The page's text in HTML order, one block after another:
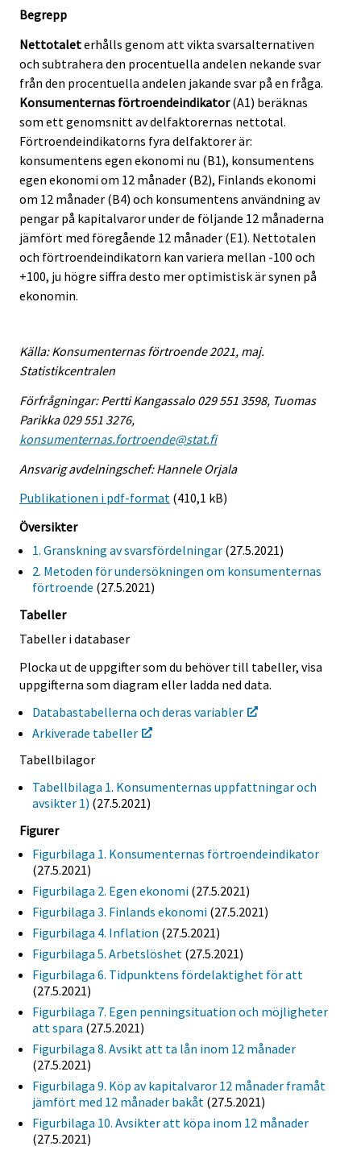
Begrepp
Nettotaleterhålls genom att vikta svarsalternativen
och subtrahera den procentuella andelen nekande svar
från den procentuella andelen jakande svar på en fråga.
Konsumenternas förtroendeindikator(A1) beräknas
som ett genomsnitt av delfaktorernas nettotal.
Förtroendeindikatorns fyra delfaktorer är:
konsumentens egen ekonomi nu (B1), konsumentens
egen ekonomi om 12 månader (B2), Finlands ekonomi
om 12 månader (B4) och konsumentens användning av
pengar på kapitalvaror under de följande 12 månaderna
jämfört med föregående 12 månader (E1). Nettotalen
och förtroendeindikatorn kan variera mellan -100 och
+100, ju högre siffra desto mer optimistisk är synen på
ekonomin.
Källa: Konsumenternas förtroende 2021, maj.
Statistikcentralen
Förfrågningar: Pertti Kangassalo 029 551 3598, Tuomas
Parikka 029 551 3276,
konsumenternas.fortroende@stat.fi
Ansvarig avdelningschef: Hannele Orjala
Publikationen i pdf-format (410,1 kB)
Översikter
1. Granskning av svarsfördelningar (27.5.2021)
2. Metoden för undersökningen om konsumenternas
förtroende (27.5.2021)
Tabeller
Tabeller i databaser
Plocka ut de uppgifter som du behöver till tabeller, visa
uppgifterna som diagram eller ladda ned data.
Databastabellerna och deras variabler
Arkiverade tabeller
Tabellbilagor
Tabellbilaga 1. Konsumenternas uppfattningar och
avsikter 1) (27.5.2021)
Figurer
Figurbilaga 1. Konsumenternas förtroendeindikator
(27.5.2021)
Figurbilaga 2. Egen ekonomi (27.5.2021)
Figurbilaga 3. Finlands ekonomi (27.5.2021)
Figurbilaga 4. Inflation (27.5.2021)
Figurbilaga 5. Arbetslöshet (27.5.2021)
Figurbilaga 6. Tidpunktens fördelaktighet för att
(27.5.2021)
Figurbilaga 7. Egen penningsituation och möjligheter
att spara (27.5.2021)
Figurbilaga 8. Avsikt att ta lån inom 12 månader
(27.5.2021)
Figurbilaga 9. Köp av kapitalvaror 12 månader framåt
jämfört med 12 månader bakåt (27.5.2021)
Figurbilaga 10. Avsikter att köpa inom 12 månader
(27.5.2021)